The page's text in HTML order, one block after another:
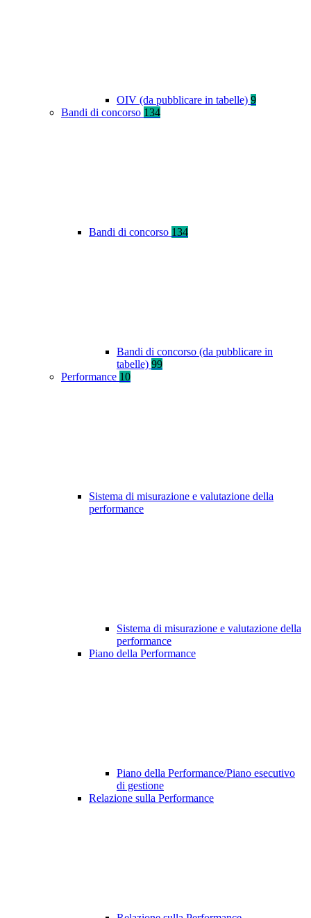
OIV (da pubblicare in tabelle) 9
Bandi di concorso 134
Bandi di concorso 134
Bandi di concorso (da pubblicare in
tabelle) 99
Performance 10
Sistema di misurazione e valutazione della
performance
Sistema di misurazione e valutazione della
performance
Piano della Performance
Piano della Performance/Piano esecutivo
di gestione
Relazione sulla Performance